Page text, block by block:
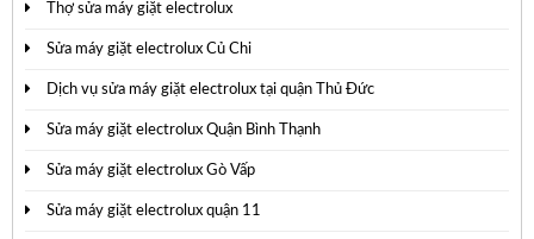
Thợ sửa máy giặt electrolux
Sửa máy giặt electrolux Củ Chi
Dịch vụ sửa máy giặt electrolux tại quận Thủ Đức
Sửa máy giặt electrolux Quận Bình Thạnh
Sửa máy giặt electrolux Gò Vấp
Sửa máy giặt electrolux quận 11